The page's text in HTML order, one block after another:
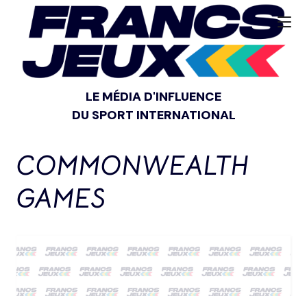
LE MÉDIA D'INFLUENCE
DU SPORT INTERNATIONAL
COMMONWEALTH
GAMES